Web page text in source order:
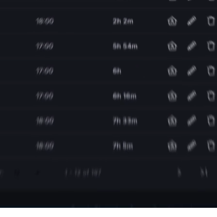
sprendimai teikia išmanias